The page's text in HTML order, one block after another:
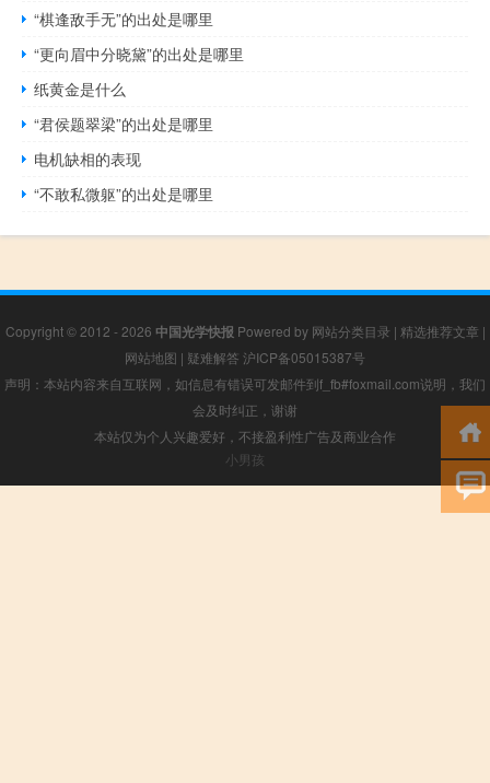
“棋逢敌手无”的出处是哪里
“更向眉中分晓黛”的出处是哪里
纸黄金是什么
“君侯题翠梁”的出处是哪里
电机缺相的表现
“不敢私微躯”的出处是哪里
Copyright © 2012 - 2026 中国光学快报 Powered by 网站分类目录 | 精选推荐文章 |
网站地图 | 疑难解答 沪ICP备05015387号
声明：本站内容来自互联网，如信息有错误可发邮件到f_fb#foxmail.com说明，我们
会及时纠正，谢谢
本站仅为个人兴趣爱好，不接盈利性广告及商业合作
小男孩